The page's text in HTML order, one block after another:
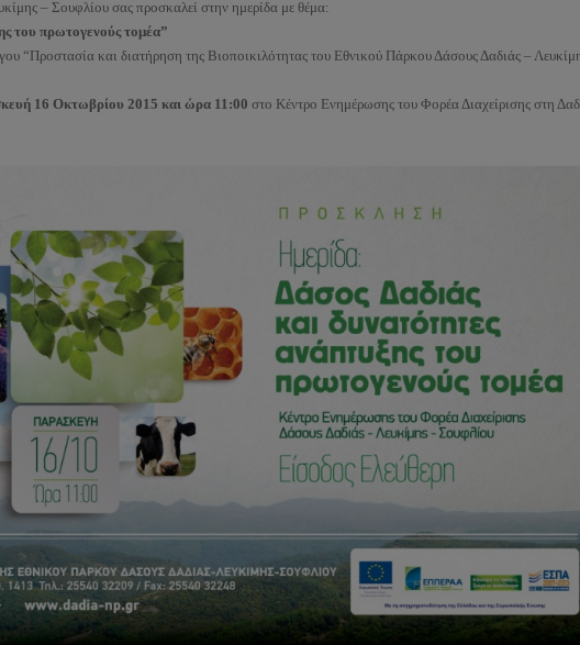
– Σουφλίου σας προσκαλεί στην ημερίδα με θέμα:
του πρωτογενούς τομέα”
“Προστασία και διατήρηση της Βιοποικιλότητας του Εθνικού Πάρκου Δάσους Δαδιάς –
16 Οκτωβρίου 2015 και ώρα 11:00 στο Κέντρο Ενημέρωσης του Φορέα Διαχείρισης στη